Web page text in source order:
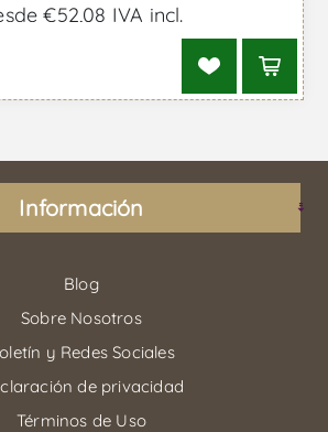
€52,08 IVA incl.
Información
Blog
Sobre Nosotros
y Redes Sociales
de privacidad
Términos de Uso